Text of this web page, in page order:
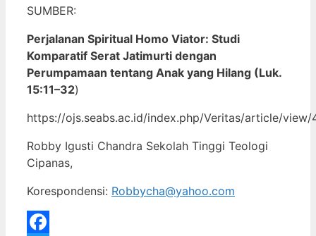
SUMBER:
Perjalanan Spiritual Homo Viator: Studi
Komparatif Serat Jatimurti dengan
Perumpamaan tentang Anak yang Hilang (Luk.
15:11–32)
https://ojs.seabs.ac.id/index.php/Veritas/article/
Robby Igusti Chandra Sekolah Tinggi Teologi
Cipanas,
Korespondensi: Robbycha@yahoo.com